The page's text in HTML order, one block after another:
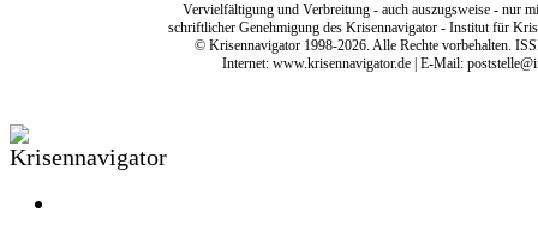
Vervielfältigung und Verbreitung - auch auszugsweise - nur
schriftlicher Genehmigung des Krisennavigator - Institut für
© Krisennavigator 1998-2026. Alle Rechte vorbehalten.
Internet: www.krisennavigator.de| E-Mail: